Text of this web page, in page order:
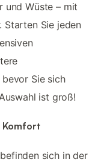
und Wüste – mit
Starten Sie jeden
Sie sich
ist groß!
Komfort
sich in der